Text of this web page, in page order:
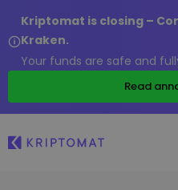
Kriptomat is closing –
Kraken.
Your funds are safe and
Read